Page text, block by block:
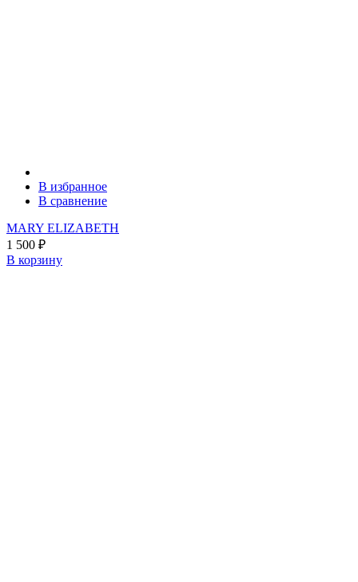
В избранное
В сравнение
MARY ELIZABETH
1 500 ₽
В корзину